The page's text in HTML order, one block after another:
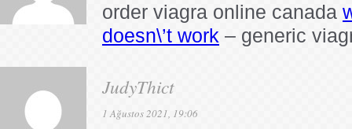
order viagra online canada
doesn\’t work – generic
JudyThict
1 Ağustos 2021, 19:06